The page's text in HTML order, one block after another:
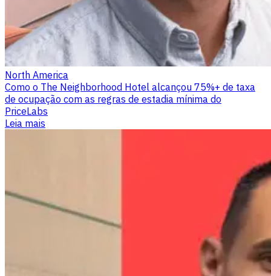
North America
Como o The Neighborhood Hotel alcançou 75%+ de taxa
de ocupação com as regras de estadia mínima do
PriceLabs
Leia mais